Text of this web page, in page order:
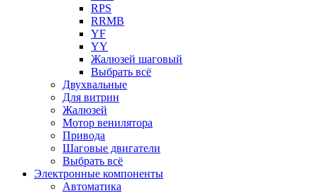
RPS
RRMB
YF
YY
Жалюзей шаговый
Выбрать всё
Двухвальные
Для витрин
Жалюзей
Мотор венилятора
Привода
Шаговые двигатели
Выбрать всё
Электронные компоненты
Автоматика